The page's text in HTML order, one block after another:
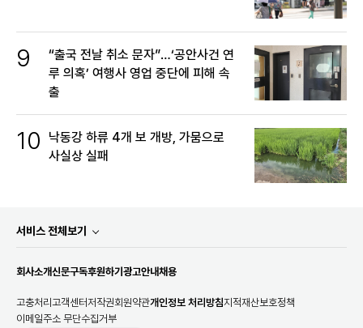
9
“출국 전날 취소 문자”…‘공안사건 연
루 의혹’ 여행사 영업 중단에 피해 속
출
10
낙동강 하류 4개 보 개방, 가뭄으로
사실상 실패
서비스 전체보기
회사소개신문구독후원하기 광고안내채용
고충처리 고객센터저작권회원약관개인정보 처리방침지적재산보호정책
이메일주소 무단수집거부